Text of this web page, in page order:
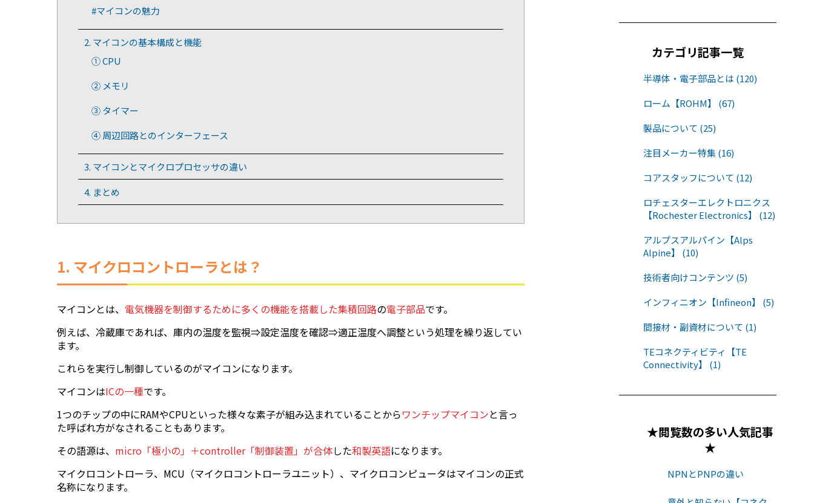
#マイコンの魅力
2. マイコンの基本構成と機能
① CPU
② メモリ
③ タイマー
④ 周辺回路とのインターフェース
3. マイコンとマイクロプロセッサの違い
4. まとめ
1. マイクロコントローラとは？
マイコンとは、 電気機器を制御するために多くの機能を搭載した集積回路の電子部品です。
例えば、冷蔵庫であれば、庫内の温度を監視⇒設定温度を確認⇒適正温度へ調整という処理を繰り返してい
ます。
これらを実行し制御しているのがマイコンになります。
マイコンはICの一種です。
1つのチップの中にRAMやCPUといった様々な素子が組み込まれていることからワンチップマイコンと言っ
た呼ばれ方がなされることもあります。
その語源は、 micro「極小の」＋controller「制御装置」が合体した和製英語になります。
マイクロコントローラ、MCU（マイクロコントローラユニット）、マイクロコンピュータはマイコンの正式
名称になります。
カテゴリ記事一覧
半導体・電子部品とは (120)
ローム【ROHM】 (67)
製品について (25)
注目メーカー特集 (16)
コアスタッフについて (12)
ロチェスターエレクトロニクス
【Rochester Electronics】 (12)
アルプスアルパイン【Alps
Alpine】 (10)
技術者向けコンテンツ (5)
インフィニオン【Infineon】 (5)
間接材・副資材について (1)
TEコネクティビティ【TE
Connectivity】 (1)
★閲覧数の多い人気記事
★
NPNとPNPの違い